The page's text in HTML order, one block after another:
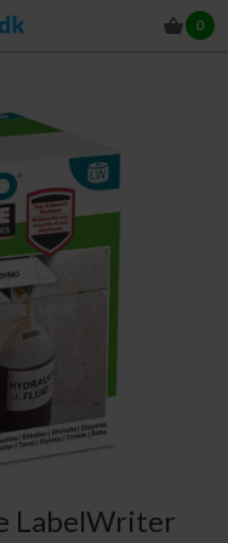
0
LabelWriter